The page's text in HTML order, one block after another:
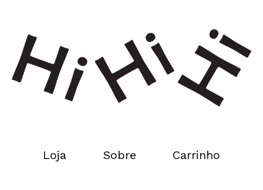
Loja Sobre Carrinho